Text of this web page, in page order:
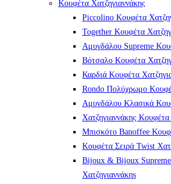
Κουφέτα Χατζηγιαννάκης
Piccolino Κουφέτα
Together Κουφέτα
Αμυγδάλου Supreme
Βότσαλο Κουφέτα
Καρδιά Κουφέτα
Rondo Πολύχρωμο
Αμυγδάλου Κλασικά
Χατζηγιαννάκης
Μπισκότο Banoffee
Κουφέτα Σειρά Twist
Bijoux & Bijoux
Χατζηγιαννάκηs